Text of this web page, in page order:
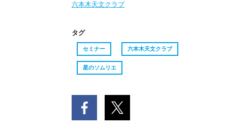
六本木天文クラブ
タグ
セミナー 六本木天文クラブ
星のソムリエ